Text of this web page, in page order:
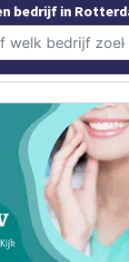
bedrijf in